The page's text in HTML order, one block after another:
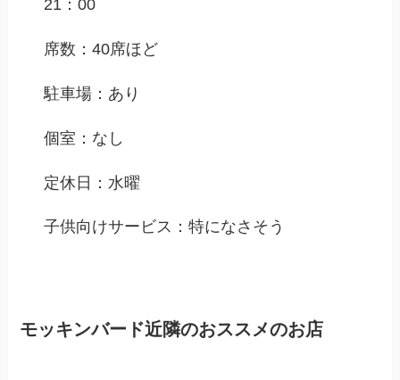
21：00
席数：40席ほど
駐車場：あり
個室：なし
定休日：水曜
子供向けサービス：特になさそう
モッキンバード近隣のおススメのお店